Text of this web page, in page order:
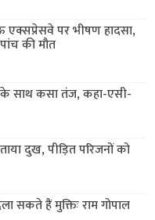
पर भीषण हादसा,
की मौत
साथ कसा तंज, कहा-एसी-
दुख, पीड़ित परिजनों को
सकते हैं मुक्तिः राम गोपाल